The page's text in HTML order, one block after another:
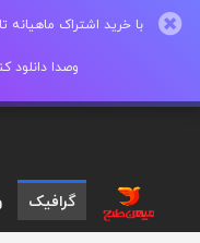
وصدا دانلود
گرافیک